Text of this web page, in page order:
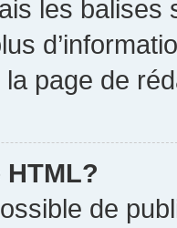
les
page de
de